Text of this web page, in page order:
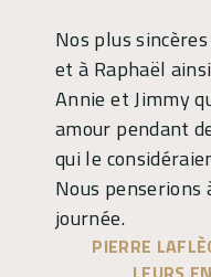
Nos plus
et à Raphaël
Annie et Jimmy
amour pendant
qui le
Nous penserions
journée.
PIERRE